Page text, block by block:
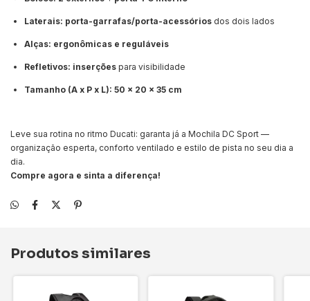
Laterais: porta-garrafas/porta-acessórios dos dois lados
Alças: ergonômicas e reguláveis
Refletivos: inserções para visibilidade
Tamanho (A x P x L): 50 x 20 x 35 cm
Leve sua rotina no ritmo Ducati: garanta já a Mochila DC Sport —
organização esperta, conforto ventilado e estilo de pista no seu dia a
dia.
Compre agora e sinta a diferença!
Produtos similares